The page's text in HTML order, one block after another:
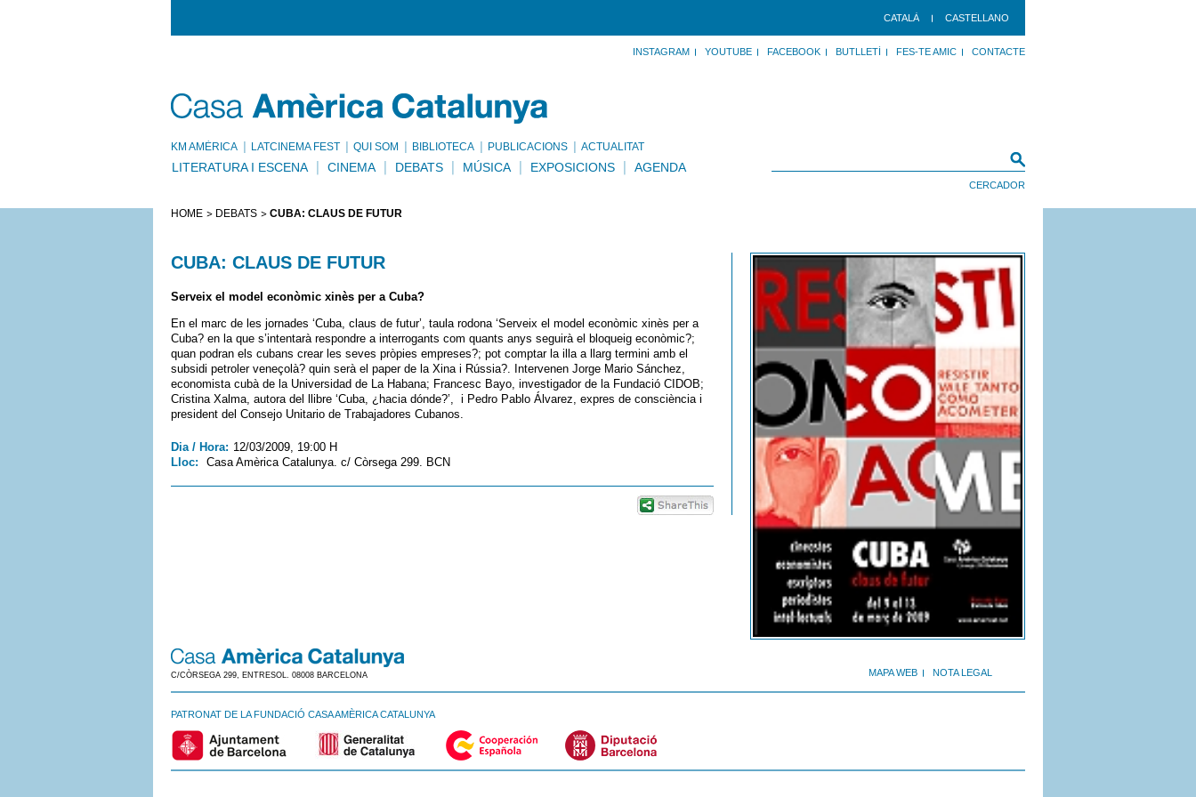
CATALÀ CASTELLANO
INSTAGRAM YOUTUBE FACEBOOK BUTLLETÍ FES-TE AMIC CONTACTE
KM AMÈRICA LATCINEMA FEST QUI SOM BIBLIOTECA PUBLICACIONS ACTUALITAT
LITERATURA I ESCENA CINEMA DEBATS MÚSICA EXPOSICIONS AGENDA
HOME DEBATS CUBA: CLAUS DE FUTUR
CUBA: CLAUS DE FUTUR
Serveix el model econòmic xinès per a Cuba?
En el marc de les jornades ‘Cuba, claus de futur’, taula rodona ‘Serveix el model econòmic xinès per a
Cuba? en la que s’intentarà respondre a interrogants com quants anys seguirà el bloqueig econòmic?;
quan podran els cubans crear les seves pròpies empreses?; pot comptar la illa a llarg termini amb el
subsidi petroler veneçolà? quin serà el paper de la Xina i Rússia?. Intervenen Jorge Mario Sánchez,
economista cubà de la Universidad de La Habana; Francesc Bayo, investigador de la Fundació CIDOB;
Cristina Xalma, autora del llibre ‘Cuba, ¿hacia dónde?’, i Pedro Pablo Álvarez, expres de consciència i
president del Consejo Unitario de Trabajadores Cubanos.
Dia / Hora: 12/03/2009, 19:00 H
Lloc:
Casa Amèrica Catalunya. c/ Còrsega 299. BCN
MAPA WEB NOTA LEGAL
C/CÒRSEGA 299, ENTRESOL. 08008 BARCELONA
PATRONAT DE LA FUNDACIÓ CASA AMÈRICA CATALUNYA